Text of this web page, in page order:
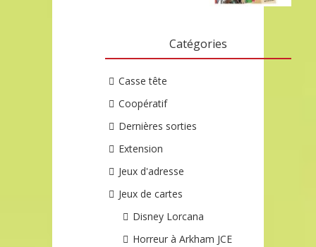
Catégories
Casse tête
Coopératif
Dernières sorties
Extension
Jeux d'adresse
Jeux de cartes
Disney Lorcana
Horreur à Arkham JCE